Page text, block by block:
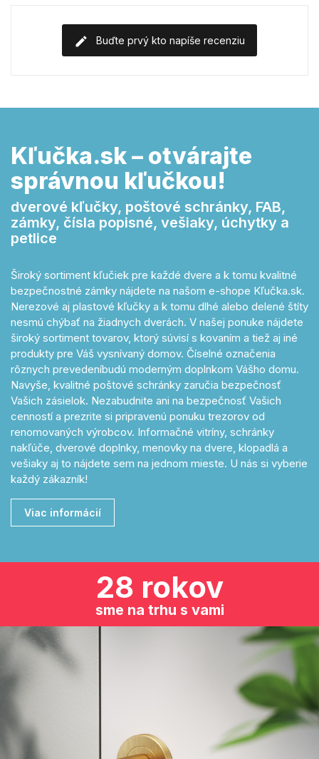
Buďte prvý kto napíše recenziu
Kľučka.sk – otvárajte
správnou kľučkou!
dverové kľučky, poštové schránky, FAB,
zámky, čísla popisné, vešiaky, úchytky a
petlice
Široký sortiment kľučiek pre každé dvere a k tomu kvalitné
bezpečnostné zámky nájdete na našom e-shope Kľučka.sk.
Nerezové aj plastové kľučky a k tomu dlhé alebo delené štíty
nesmú chýbať na žiadnych dverách. V našej ponuke nájdete
široký sortiment tovarov, ktorý súvisí s kovaním a tiež aj iné
produkty pre Váš vysnívaný domov. Číselné označenia
rôznych prevedeníbudú moderným doplnkom Vášho domu.
Navyše, kvalitné poštové schránky zaručia bezpečnosť
Vašich zásielok. Nezabudnite ani na bezpečnosť Vašich
cenností a prezrite si pripravenú ponuku trezorov od
renomovaných výrobcov. Informačné vitríny, schránky
nakľúče, dverové doplnky, menovky na dvere, klopadlá a
vešiaky aj to nájdete sem na jednom mieste. U nás si vyberie
každý zákazník!
Viac informácií
28 rokov
sme na trhu s vami